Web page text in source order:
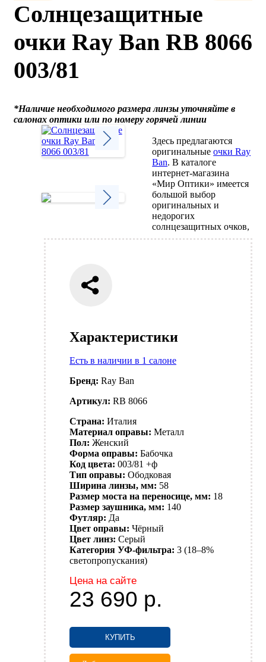
Солнцезащитные
очки Ray Ban RB 8066
003/81
*Наличие необходимого размера линзы уточняйте в
салонах оптики или по номеру горячей линии
Характеристики
Есть в наличии в 1 салоне
Бренд: Ray Ban
Артикул: RB 8066
Страна: Италия
Материал оправы: Металл
Пол: Женский
Форма оправы: Бабочка
Код цвета: 003/81 +ф
Тип оправы: Ободковая
Ширина линзы, мм: 58
Размер моста на переносице, мм: 18
Размер заушника, мм: 140
Футляр: Да
Цвет оправы: Чёрный
Цвет линз: Серый
Категория УФ-фильтра: 3 (18–8%
светопропускания)
Цена на сайте
23 690 р.
КУПИТЬ
Здесь предлагаются
оригинальныеочки Ray
Ban. В каталоге
интернет-магазина
«Мир Оптики» имеется
большой выбор
оригинальных и
недорогих
солнцезащитных очков,